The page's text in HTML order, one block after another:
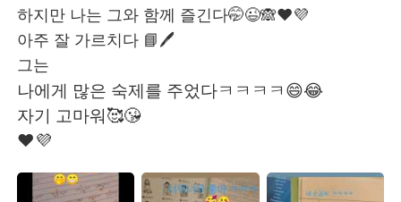
English
简体中文 繁體中文
Español
Français Deutsch
하지만 나는 그와 함께 즐긴다🤭😉🙈❤️💜
아주 잘 가르치다 📘🖊️
그는
나에게 많은 숙제를 주었다ㅋㅋㅋㅋ😄😂
자기 고마워🥰😘
❤️💜